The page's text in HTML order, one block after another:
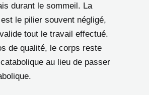
durant le sommeil. La
le pilier souvent négligé,
tout le travail effectué.
de qualité, le corps reste
au lieu de passer